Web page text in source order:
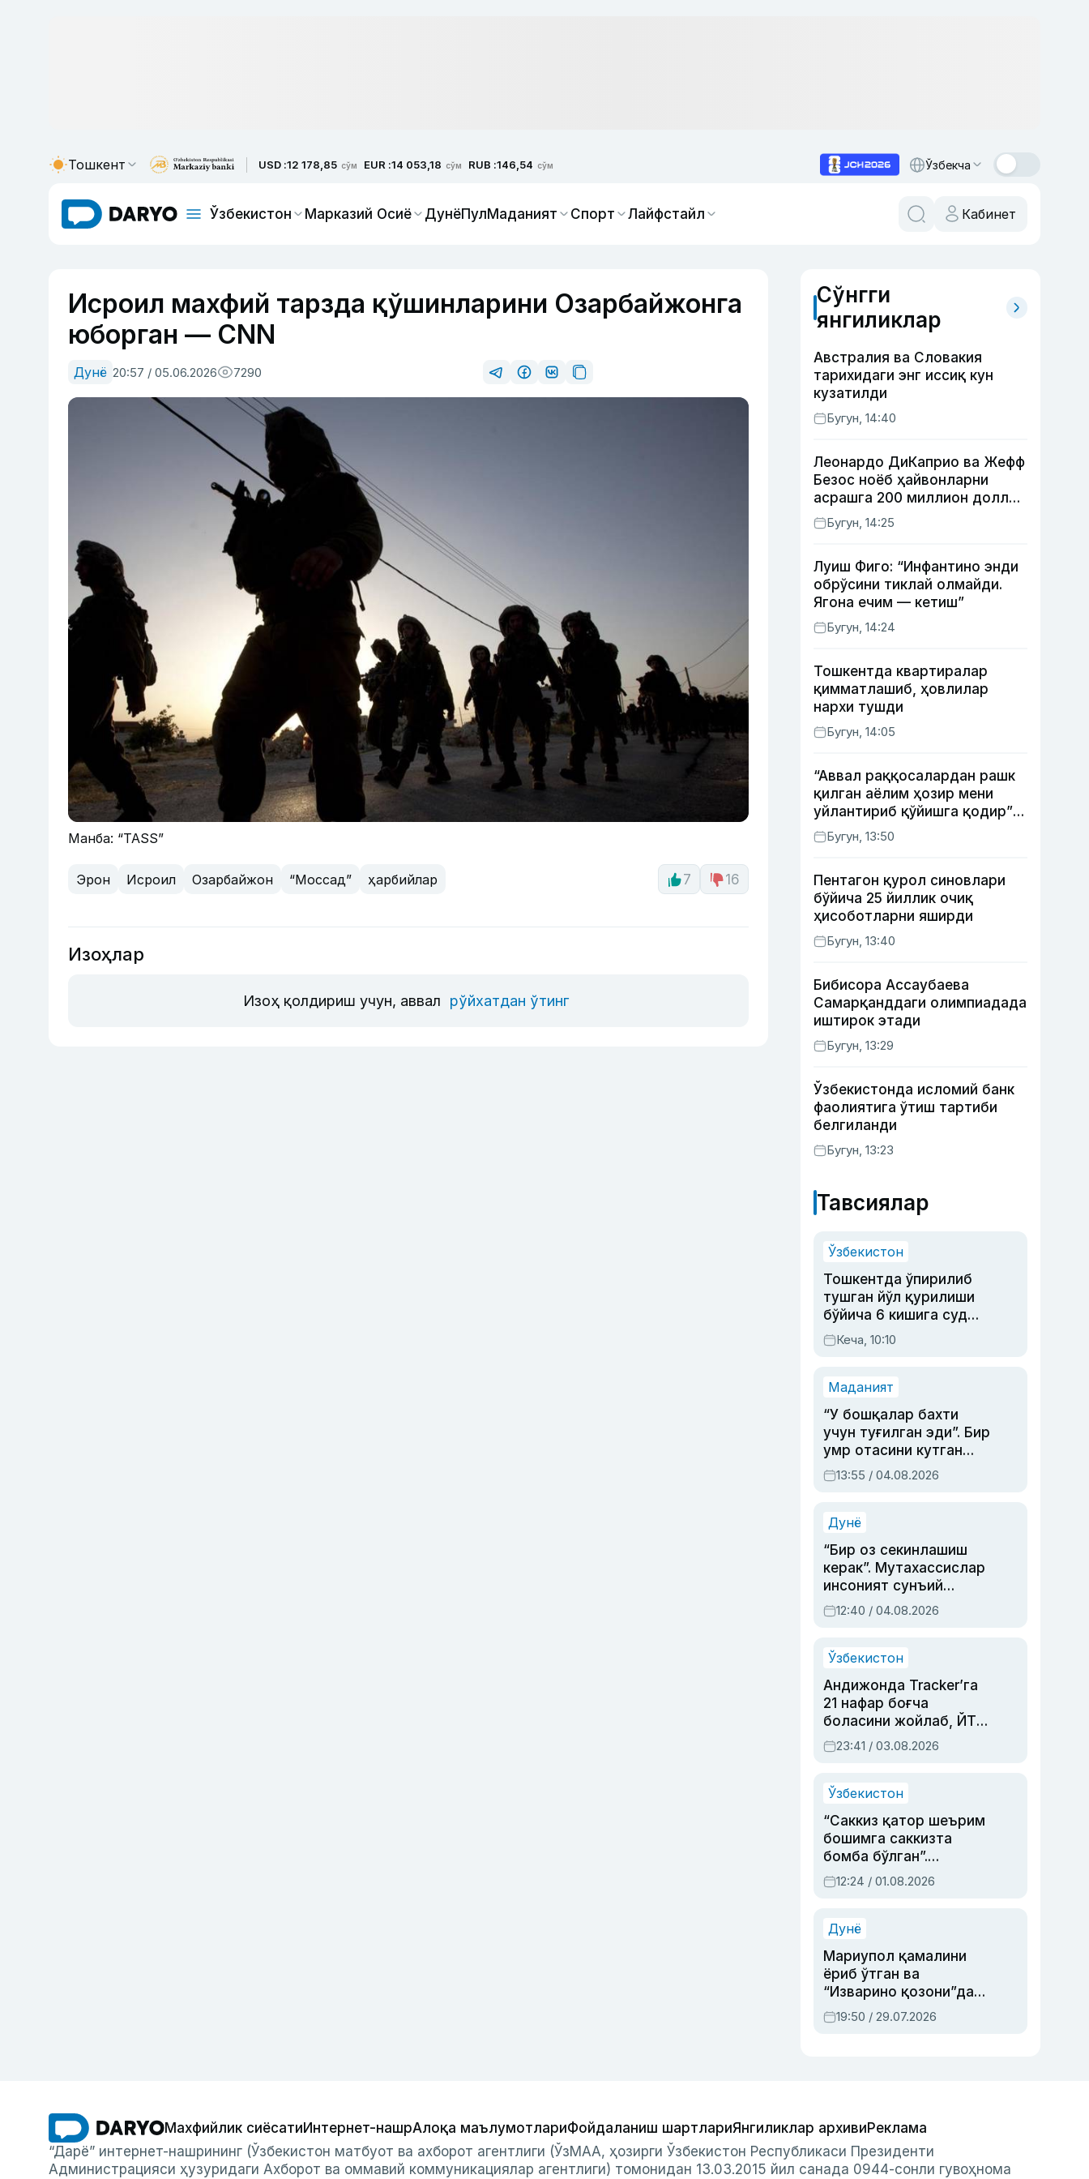
Тошкент USD :12 178,85 сўм EUR :14 053,18 сўм RUB :146,54 сўм Ўзбекча
Ўзбекистон Марказий Осиё ДунёПулМаданият Спорт Лайфстайл Кабинет
Исроил махфий тарзда қўшинларини Озарбайжонга
юборган — CNN
Дунё 20:57 / 05.06.2026 7290
Манба: “TASS”
Эрон Исроил Озарбайжон “Моссад” ҳарбийлар 7 16
Изоҳлар
Изоҳ қолдириш учун, аввал рўйхатдан ўтинг
Сўнгги
янгиликлар
Австралия ва Словакия
тарихидаги энг иссиқ кун
кузатилди
Бугун, 14:40
Леонардо ДиКаприо ва Жефф
Безос ноёб ҳайвонларни
асрашга 200 миллион доллар
ажратди
Бугун, 14:25
Луиш Фиго: “Инфантино энди
обрўсини тиклай олмайди.
Ягона ечим — кетиш”
Бугун, 14:24
Тошкентда квартиралар
қимматлашиб, ҳовлилар
нархи тушди
Бугун, 14:05
“Аввал раққосалардан рашк
қилган аёлим ҳозир мени
уйлантириб қўйишга қодир”
— Анвар Собиров давлат
ишидаги фаолияти ва ўғил
гапирди
Бугун, 13:50
Пентагон қурол синовлари
бўйича 25 йиллик очиқ
ҳисоботларни яширди
Бугун, 13:40
Бибисора Ассаубаева
Самарқанддаги олимпиадада
иштирок этади
Бугун, 13:29
Ўзбекистонда исломий банк
фаолиятига ўтиш тартиби
белгиланди
Бугун, 13:23
Тавсиялар
Ўзбекистон
Тошкентда ўпирилиб
тушган йўл қурилиши
бўйича 6 кишига суд
ҳукми ўқилди
Кеча, 10:10
Маданият
“У бошқалар бахти
учун туғилган эди”. Бир
умр отасини кутган
актриса ва дубльяж
устаси Римма
синовларга тўла ҳаёти
13:55 / 04.08.2026
Дунё
“Бир оз секинлашиш
керак”. Мутахассислар
инсоният сунъий
интеллектни бошқара
олмай қолишидан
12:40 / 04.08.2026
Ўзбекистон
Андижонда Tracker’га
21 нафар боғча
боласини жойлаб, ЙТҲ
содир этган аёлга суд
ҳукми ўқилди
23:41 / 03.08.2026
Ўзбекистон
“Саккиз қатор шеърим
бошимга саккизта
бомба бўлган”.
Абдулла Ориповни
сиёсий айбловлардан
12:24 / 01.08.2026
Дунё
Мариупол қамалини
ёриб ўтган ва
“Изварино қозони”дан
чиққан қаҳрамон —
Украина армияси бош
19:50 / 29.07.2026
Махфийлик сиёсатиИнтернет-нашрАлоқа маълумотлариФойдаланиш шартлариЯнгиликлар архивиРеклама
“Дарё” интернет-нашрининг (Ўзбекистон матбуот ва ахборот агентлиги (ЎзМАА, ҳозирги Ўзбекистон Республикаси Президенти
Администрацияси ҳузуридаги Ахборот ва оммавий коммуникациялар агентлиги) томонидан 13.03.2015 йил санада 0944-сонли гувоҳнома